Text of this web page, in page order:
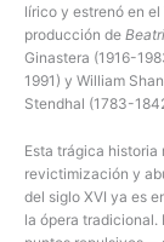
lírico y estrenó en
producción de
Ginastera (1916-
1991) y William
Stendhal (1783-
Esta trágica historia
revictimización y
del siglo XVI ya es
la ópera tradicional.